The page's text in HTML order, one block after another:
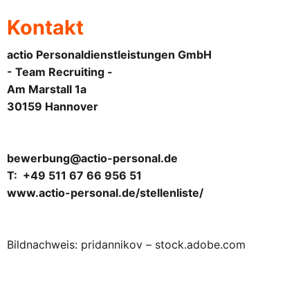
Kontakt
actio Personaldienstleistungen GmbH
- Team Recruiting -
Am Marstall 1a
30159 Hannover
bewerbung@actio-personal.de
T: +49 511 67 66 956 51
www.actio-personal.de/stellenliste/
Bildnachweis: pridannikov – stock.adobe.com